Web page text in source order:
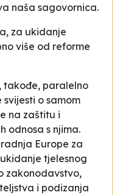
naša sagovornica.
za ukidanje
više od reforme
takođe, paralelno
o samom
na zaštitu i
odnosa s njima.
Europe za
tjelesnog
zakonodavstvo,
i podizanja